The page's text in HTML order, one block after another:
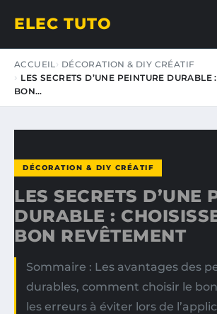
ELEC TUTO
ACCUEIL
DÉCORATION & DIY CRÉATIF
LES SECRETS D’UNE PEINTURE DURABLE
BON…
DÉCORATION & DIY CRÉATIF
LES SECRETS D’UNE
DURABLE :
BON REVÊTEMENT
Sommaire : Les avantages des
durables, comment choisir le
les erreurs à éviter lors de